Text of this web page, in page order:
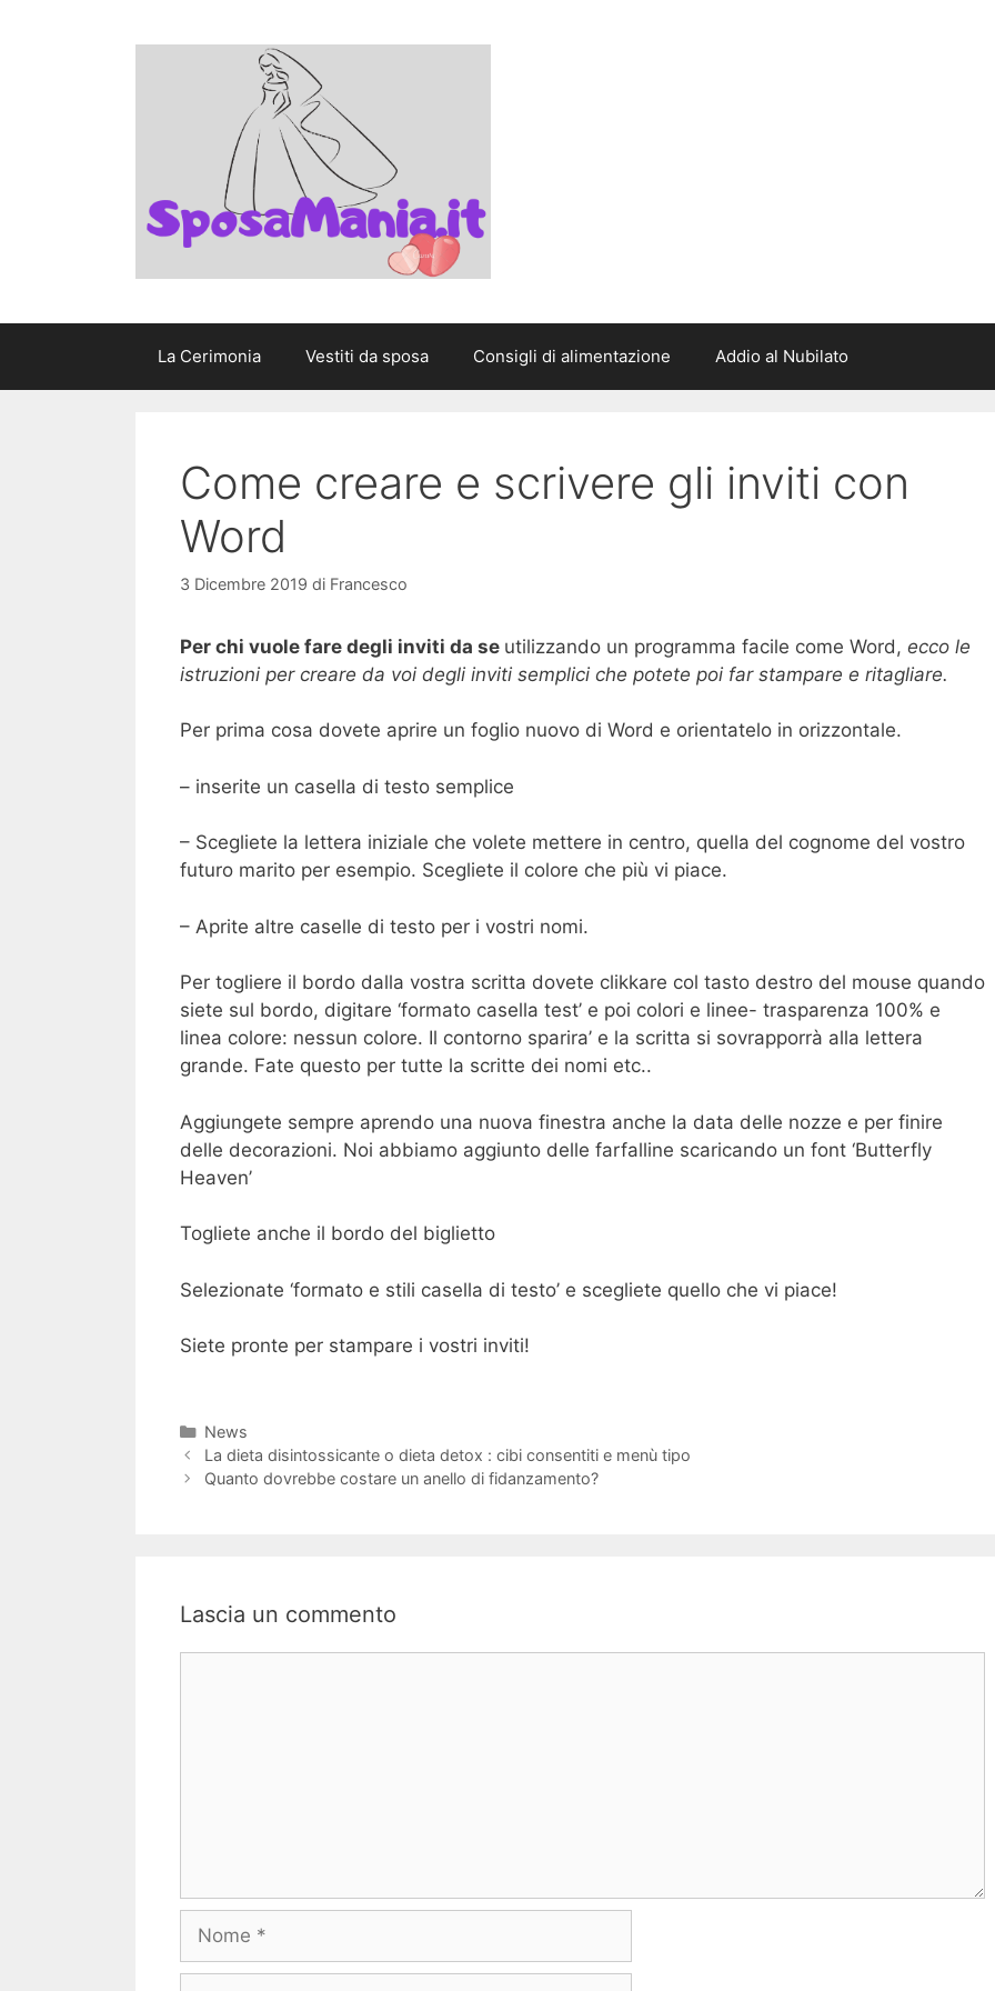
La Cerimonia Vestiti da sposa Consigli di alimentazione Addio al Nubilato
Come creare e scrivere gli inviti con
Word
3 Dicembre 2019 di Francesco
Per chi vuole fare degli inviti da se utilizzando un programma facile come Word, ecco le
istruzioni per creare da voi degli inviti semplici che potete poi far stampare e ritagliare.
Per prima cosa dovete aprire un foglio nuovo di Word e orientatelo in orizzontale.
– inserite un casella di testo semplice
– Scegliete la lettera iniziale che volete mettere in centro, quella del cognome del vostro
futuro marito per esempio. Scegliete il colore che più vi piace.
– Aprite altre caselle di testo per i vostri nomi.
Per togliere il bordo dalla vostra scritta dovete clikkare col tasto destro del mouse quando
siete sul bordo, digitare ‘formato casella test’ e poi colori e linee- trasparenza 100% e
linea colore: nessun colore. Il contorno sparira’ e la scritta si sovrapporrà alla lettera
grande. Fate questo per tutte la scritte dei nomi etc..
Aggiungete sempre aprendo una nuova finestra anche la data delle nozze e per finire
delle decorazioni. Noi abbiamo aggiunto delle farfalline scaricando un font ‘Butterfly
Heaven’
Togliete anche il bordo del biglietto
Selezionate ‘formato e stili casella di testo’ e scegliete quello che vi piace!
Siete pronte per stampare i vostri inviti!
Categorie
News
Navigazione
articolo
La dieta disintossicante o dieta detox : cibi consentiti e menù tipo
Quanto dovrebbe costare un anello di fidanzamento?
Lascia un commento
Nome